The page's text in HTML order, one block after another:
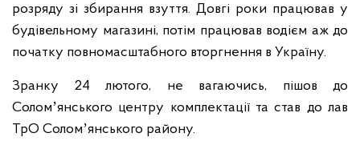
розряду зі збирання взуття. Довгі роки працював у
будівельному магазині, потім працював водієм аж до
початку повномасштабного вторгнення в Україну.
Зранку 24 лютого, не вагаючись, пішов до
Соломʼянського центру комплектації та став до лав
ТрО Соломʼянського району.